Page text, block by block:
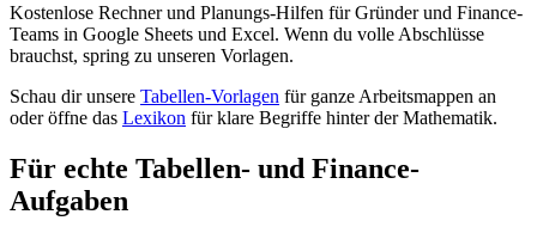
Kostenlose Rechner und Planungs-Hilfen für Gründer und Finance-
Teams in Google Sheets und Excel. Wenn du volle Abschlüsse
brauchst, spring zu unseren Vorlagen.
Schau dir unsere Tabellen-Vorlagen für ganze Arbeitsmappen an
oder öffne das Lexikon für klare Begriffe hinter der Mathematik.
Für echte Tabellen- und Finance-
Aufgaben